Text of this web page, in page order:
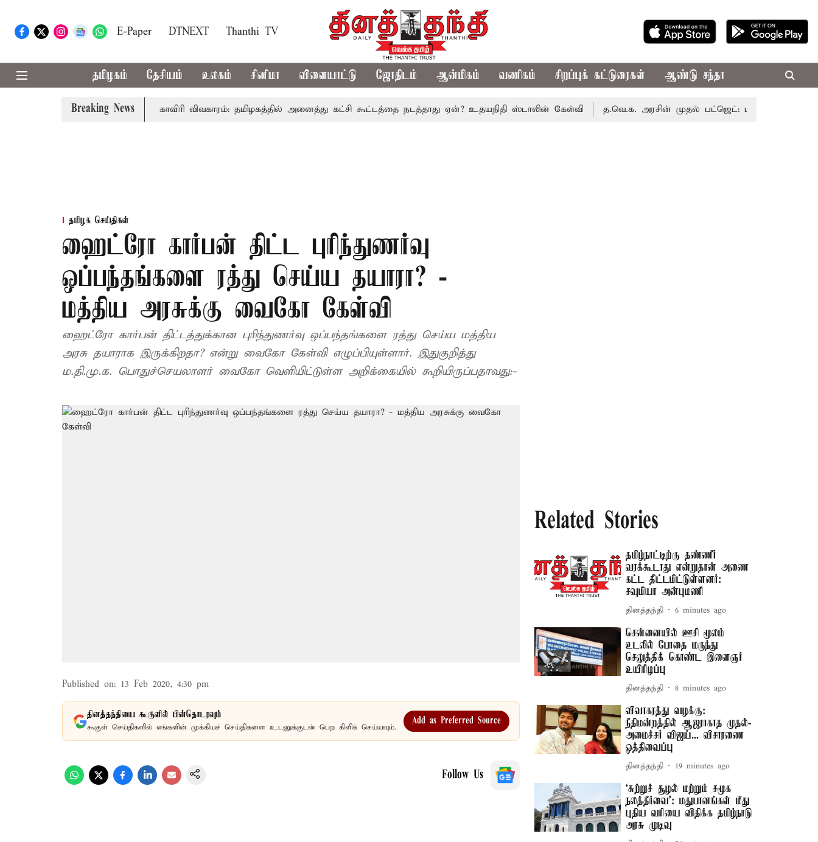
E-Paper DTNEXT Thanthi TV
தமிழகம் தேசியம் உலகம் சினிமா விளையாட்டு ஜோதிடம் ஆன்மிகம் வணிகம் சிறப்புக் கட்டுரைகள் ஆண்டு சந்தா
Breaking News
அமைச்சர் விஜய் உரை காவிரி விவகாரம்: தமிழகத்தில் அனைத்து கட்சி கூட்டத்தை நடத்தாது ஏன்? உதயநிதி ஸ்டாலின் கேள்வி த.வெ.க. அரசின் முதல் பட்ஜெட்: மாற்றமா?, தடுமாற்றமா?
தமிழக செய்திகள்
ஹைட்ரோ கார்பன் திட்ட புரிந்துணர்வு
ஒப்பந்தங்களை ரத்து செய்ய தயாரா? -
மத்திய அரசுக்கு வைகோ கேள்வி
ஹைட்ரோ கார்பன் திட்டத்துக்கான புரிந்துணர்வு ஒப்பந்தங்களை ரத்து செய்ய மத்திய
அரசு தயாராக இருக்கிறதா? என்று வைகோ கேள்வி எழுப்பியுள்ளார். இதுகுறித்து
ம.தி.மு.க. பொதுச்செயலாளர் வைகோ வெளியிட்டுள்ள அறிக்கையில் கூறியிருப்பதாவது:-
Published on: 13 Feb 2020, 4:30 pm
தினத்தந்தியை கூகுளில் பின்தொடரவும்
கூகுள் செய்திகளில் எங்களின் முக்கியச் செய்திகளை உடனுக்குடன் பெற கிளிக் செய்யவும்.
Add as Preferred Source
Follow Us
Related Stories
தமிழ்நாட்டிற்கு தண்ணீர்
வரக்கூடாது என்றுதான் அணை
கட்ட திட்டமிட்டுள்ளனர்:
சவுமியா அன்புமணி
தினத்தந்தி 6 minutes ago
சென்னையில் ஊசி மூலம்
உடலில் போதை மருந்து
செலுத்திக் கொண்ட இளைஞர்
உயிரிழப்பு
தினத்தந்தி 8 minutes ago
விவாகரத்து வழக்கு:
நீதிமன்றத்தில் ஆஜராகாத முதல்-
அமைச்சர் விஜய்... விசாரணை
ஒத்திவைப்பு
தினத்தந்தி 19 minutes ago
‘சுற்றுச் சூழல் மற்றும் சமூக
நலத்தீர்வை’: மதுபானங்கள் மீது
புதிய வரியை விதிக்க தமிழ்நாடு
அரசு முடிவு